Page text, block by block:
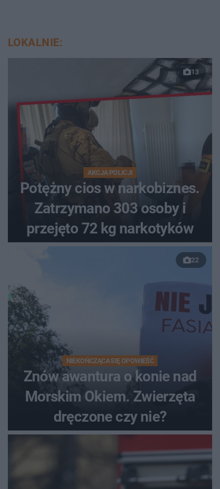
LOKALNIE:
13
AKCJA POLICJI
Potężny cios w narkobiznes.
Zatrzymano 303 osoby i
przejęto 72 kg narkotyków
22
NIEKOŃCZĄCA SIĘ OPOWIEŚĆ
Znów awantura o konie nad
Morskim Okiem. Zwierzęta
dręczone czy nie?